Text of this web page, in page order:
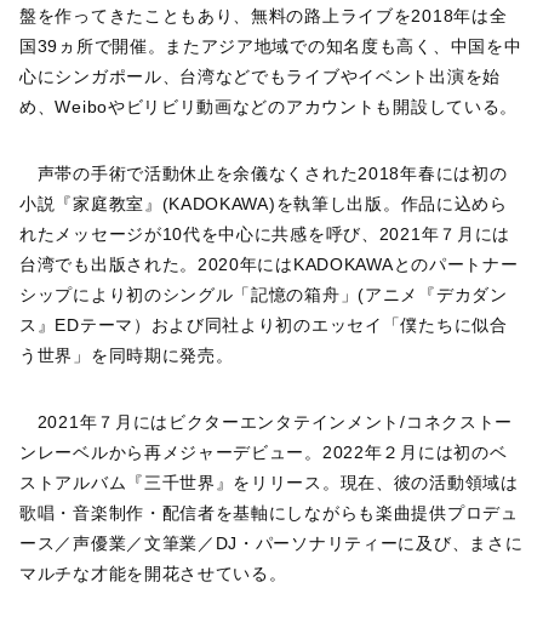
盤を作ってきたこともあり、無料の路上ライブを2018年は全
国39ヵ所で開催。またアジア地域での知名度も高く、中国を中
心にシンガポール、台湾などでもライブやイベント出演を始
め、Weiboやビリビリ動画などのアカウントも開設している。
声帯の手術で活動休止を余儀なくされた2018年春には初の
小説『家庭教室』(KADOKAWA)を執筆し出版。作品に込めら
れたメッセージが10代を中心に共感を呼び、2021年７月には
台湾でも出版された。2020年にはKADOKAWAとのパートナー
シップにより初のシングル「記憶の箱舟」(アニメ『デカダン
ス』EDテーマ）および同社より初のエッセイ「僕たちに似合
う世界」を同時期に発売。
2021年７月にはビクターエンタテインメント/コネクストー
ンレーベルから再メジャーデビュー。2022年２月には初のベ
ストアルバム『三千世界』をリリース。現在、彼の活動領域は
歌唱・音楽制作・配信者を基軸にしながらも楽曲提供プロデュ
ース／声優業／文筆業／DJ・パーソナリティーに及び、まさに
マルチな才能を開花させている。